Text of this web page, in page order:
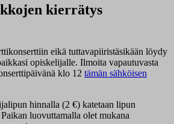
kierrätys
eikä tuttavapiiristäsikään löydy
opiskelijalle. Ilmoita vapautuvasta
klo 12 tämän sähköisen
hinnalla (2 €) katetaan lipun
luovuttamalla olet mukana